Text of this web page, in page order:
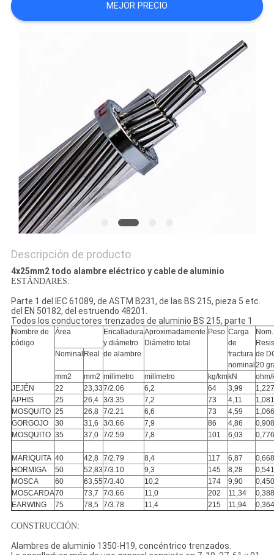
CITA
PRIVACY
POLICY
MEJOR PRECIO
Descripción de producto
4x25mm2 todo alambre eléctrico y cable de aluminio
ESTÁNDARES:
Parte 1 del IEC 61089, de ASTM B231, de las BS 215, pieza 5 etc.
del EN 50182, del estruendo 48201.
Todos los conductores trenzados de aluminio BS 215, parte 1
Nombre de
código
Área
Encalladura
y diámetro
de alambre
Aproximadamente.
Diámetro total
Peso Carga
de
fractura
nominal
Nom.
de
20
Nominal Real
mm2 mm2 milímetro milímetro kg/km kN
ohm/
JEJÉN
22 23,337/2.06 6,2 64 3,99
1,227
APHIS
25 26,4 3/3.35 7,2 73 4,11
1,081
MOSQUITO 25 26,8 7/2.21 6,6 73 4,59
1,066
GORGOJO
30 31,6 3/3.66 7,9 86 4,86
MOSQUITO 35 37,0 7/2.59 7,8 101 6,03
MARIQUITA 40 42,8 7/2.79 8,4 117 6,87
HORMIGA
50 52,837/3.10 9,3 145 8,28
MOSCA
60 63,557/3.40 10,2 174 9,90
MOSCARDA70 73,7 7/3.66 11,0 202 11,34
EARWING
75 78,5 7/3.78 11,4 215 11,94
CONSTRUCCIÓN:
Alambres de aluminio 1350-H19, concéntrico trenzados.